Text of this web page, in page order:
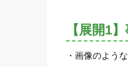
【展開1
・画像のよう